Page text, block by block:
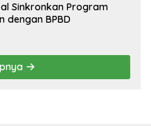
Sinkronkan Program
dengan BPBD